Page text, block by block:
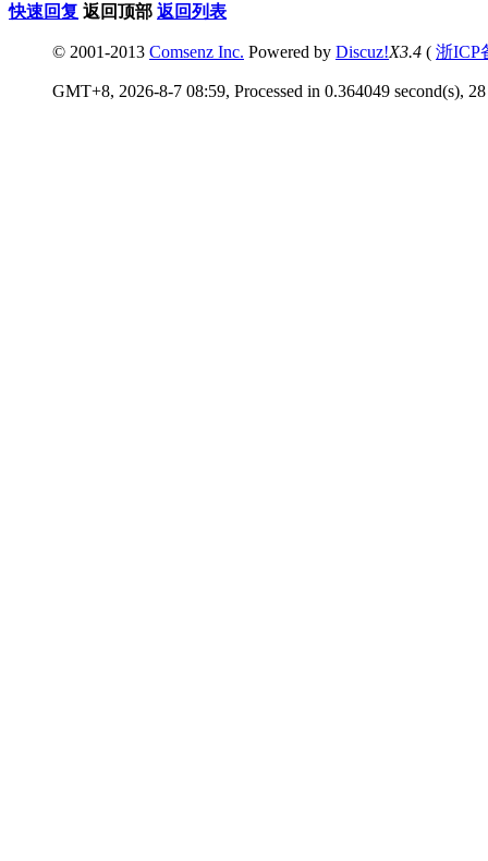
快速回复 返回顶部 返回列表
© 2001-2013 Comsenz Inc. Powered by Discuz!X3.4 ( 浙ICP
GMT+8, 2026-8-7 08:59, Processed in 0.364049 second(s),